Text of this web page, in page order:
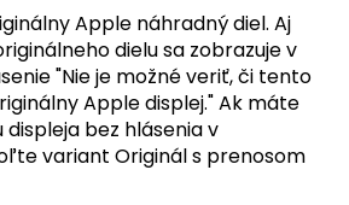
Apple náhradný diel. Aj
dielu sa zobrazuje v
"Nie je možné veriť, či tento
Apple displej." Ak máte
displeja bez hlásenia v
variant Originál s prenosom